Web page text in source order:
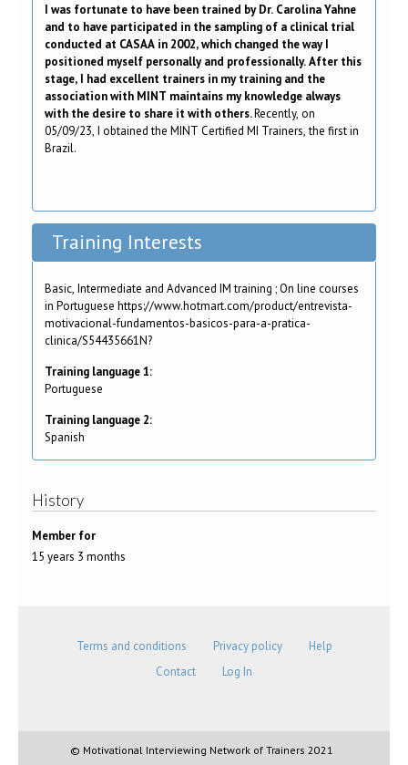
I was fortunate to have been trained by Dr. Carolina Yahne
and to have participated in the sampling of a clinical trial
conducted at CASAA in 2002, which changed the way I
positioned myself personally and professionally. After this
stage, I had excellent trainers in my training and the
association with MINT maintains my knowledge always
with the desire to share it with others.Recently, on
05/09/23, I obtained the MINT Certified MI Trainers, the first in
Brazil.
Training Interests
Basic, Intermediate and Advanced IM training ; On line courses
in Portuguese https://www.hotmart.com/product/entrevista-
motivacional-fundamentos-basicos-para-a-pratica-
clinica/S54435661N?
Training language 1:
Portuguese
Training language 2:
Spanish
History
Member for
15 years 3 months
Terms and conditions Privacy policy
Help
Contact
Log In
© Motivational Interviewing Network of Trainers 2021